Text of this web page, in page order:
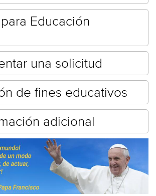
Educación
una solicitud
de fines educativos
adicional